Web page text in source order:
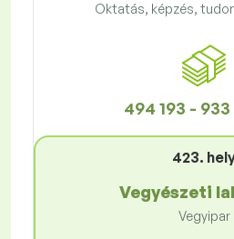
Oktatás, képzés,
494 193 -
423.
Vegyészeti
Vegyipar